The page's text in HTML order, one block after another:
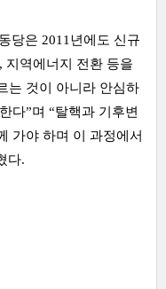
당은 2011년에도 신규
지역에너지 전환 등을
는 것이 아니라 안심하
다”며 “탈핵과 기후변
가야 하며 이 과정에서
다.